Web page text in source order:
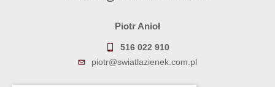
Piotr Anioł
516 022 910
piotr@swiatlazienek.com.pl